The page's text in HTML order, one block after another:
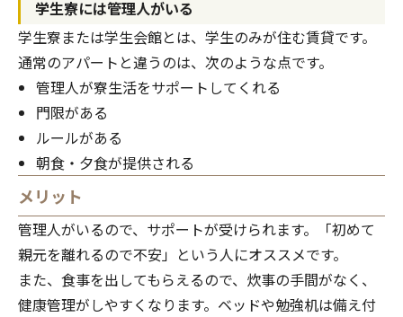
学生寮には管理人がいる
学生寮または学生会館とは、学生のみが住む賃貸です。
通常のアパートと違うのは、次のような点です。
管理人が寮生活をサポートしてくれる
門限がある
ルールがある
朝食・夕食が提供される
メリット
管理人がいるので、サポートが受けられます。「初めて
親元を離れるので不安」という人にオススメです。
また、食事を出してもらえるので、炊事の手間がなく、
健康管理がしやすくなります。ベッドや勉強机は備え付